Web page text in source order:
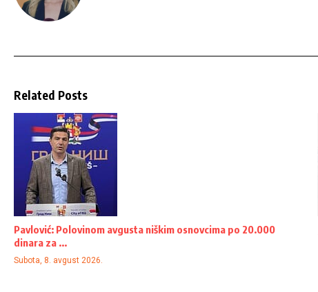
Related Posts
Pavlović: Polovinom avgusta niškim osnovcima po 20.000
dinara za ...
Subota, 8. avgust 2026.